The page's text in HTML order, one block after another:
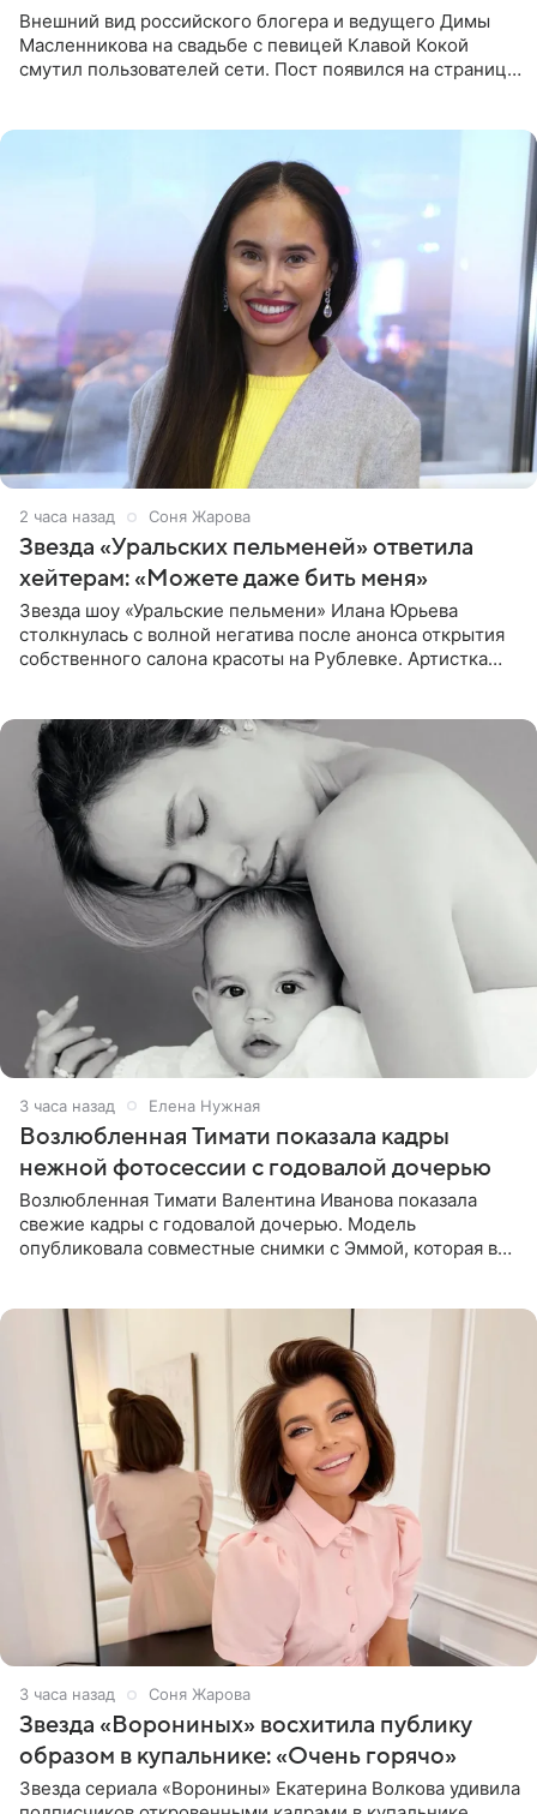
Внешний вид российского блогера и ведущего Димы
Масленникова на свадьбе с певицей Клавой Кокой
смутил пользователей сети. Пост появился на странице
2 часа назад Соня Жарова
Звезда «Уральских пельменей» ответила
хейтерам: «Можете даже бить меня»
Звезда шоу «Уральские пельмени» Илана Юрьева
столкнулась с волной негатива после анонса открытия
собственного салона красоты на Рублевке. Артистка
3 часа назад Елена Нужная
Возлюбленная Тимати показала кадры
нежной фотосессии с годовалой дочерью
Возлюбленная Тимати Валентина Иванова показала
свежие кадры с годовалой дочерью. Модель
опубликовала совместные снимки с Эммой, которая в
3 часа назад Соня Жарова
Звезда «Ворониных» восхитила публику
образом в купальнике: «Очень горячо»
Звезда сериала «Воронины» Екатерина Волкова удивила